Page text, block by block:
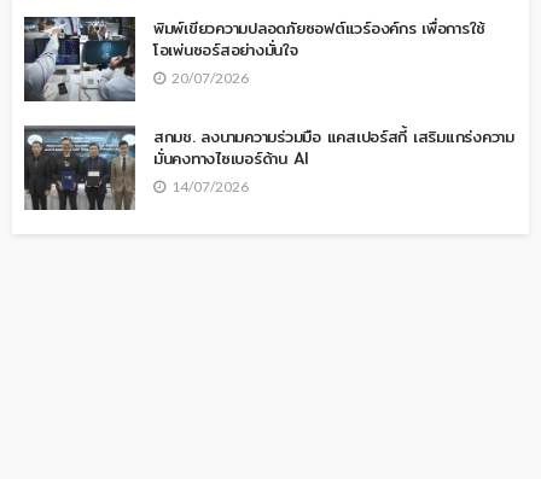
พิมพ์เขียวความปลอดภัยซอฟต์แวร์องค์กร เพื่อการใช้
โอเพ่นซอร์สอย่างมั่นใจ
20/07/2026
สกมช. ลงนามความร่วมมือ แคสเปอร์สกี้ เสริมแกร่งความ
มั่นคงทางไซเบอร์ด้าน AI
14/07/2026